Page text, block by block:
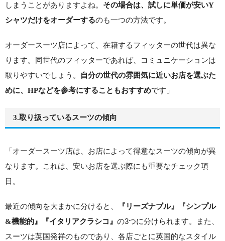
しまうことがありますよね。 その場合は、試しに単価が安いY
シャツだけをオーダーするのも一つの方法です。
オーダースーツ店によって、在籍するフィッターの世代は異な
ります。同世代のフィッターであれば、コミュニケーションは
取りやすいでしょう。
自分の世代の雰囲気に近いお店を選ぶた
めに、HPなどを参考にすることもおすすめです」
3.取り扱っているスーツの傾向
「オーダースーツ店は、お店によって得意なスーツの傾向が異
なります。これは、安いお店を選ぶ際にも重要なチェック項
目。
最近の傾向を大まかに分けると、
『リーズナブル』『シンプル
&機能的』『イタリアクラシコ』 の3つに分けられます。また、
スーツは英国発祥のものであり、各店ごとに英国的なスタイル